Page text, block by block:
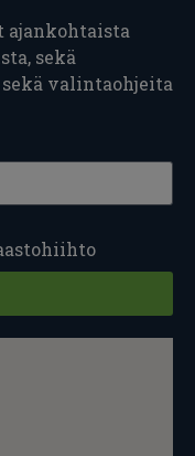
ajankohtaista
sekä
valintaohjeita